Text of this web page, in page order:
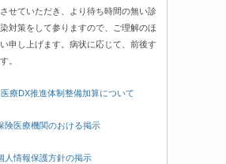
せていただき、より待ち時間の無い診
対策をして参りますので、ご理解のほ
申し上げます。病状に応じて、前後す
。
医療DX推進体制整備加算について
険医療機関のおける掲示
人情報保護方針の掲示